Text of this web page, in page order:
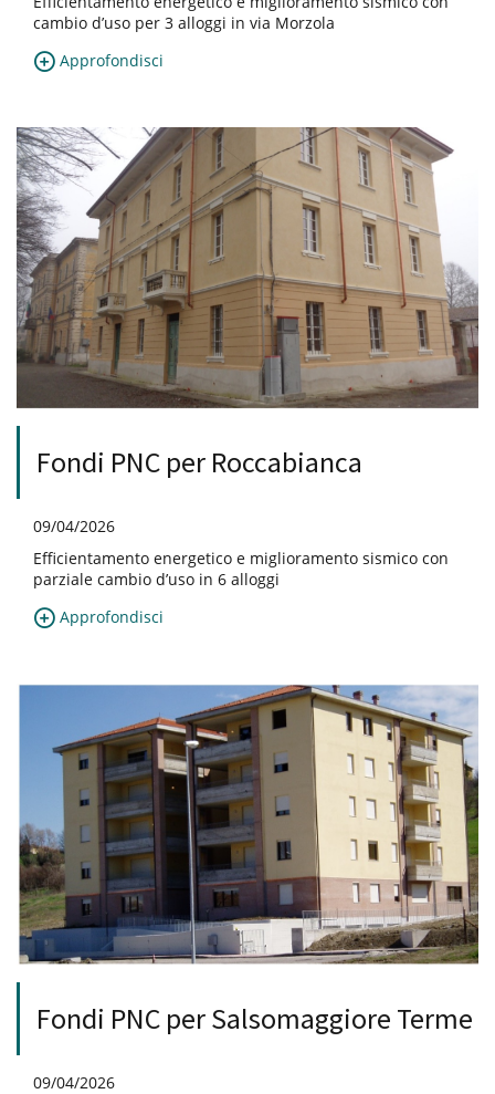
cambio d’uso per 3 alloggi in via Morzola
Approfondisci
Fondi PNC per Roccabianca
09/04/2026
Efficientamento energetico e miglioramento sismico con
parziale cambio d’uso in 6 alloggi
Approfondisci
Fondi PNC per Salsomaggiore Terme
09/04/2026